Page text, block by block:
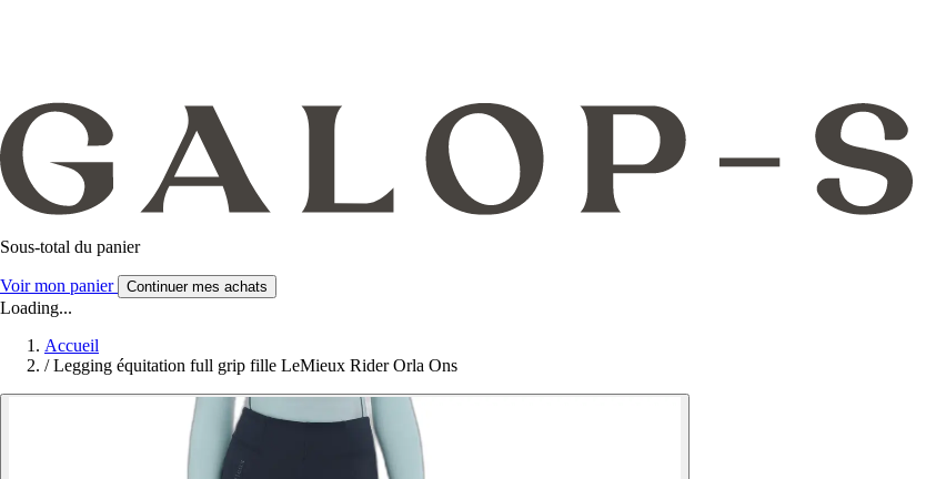
Sous-total du panier
Voir mon panier Continuer mes achats
Loading...
Accueil
/ Legging équitation full grip fille LeMieux Rider Orla Ons